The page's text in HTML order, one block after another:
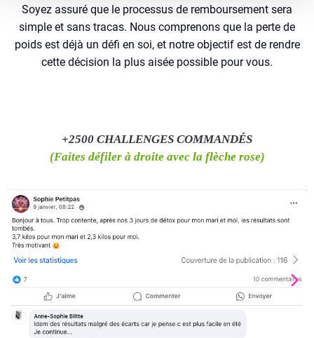
Soyez assuré que le processus de remboursement sera
simple et sans tracas. Nous comprenons que la perte de
poids est déjà un défi en soi, et notre objectif est de rendre
cette décision la plus aisée possible pour vous.
+2500 CHALLENGES COMMANDÉS
(Faites défiler à droite avec la flèche rose)